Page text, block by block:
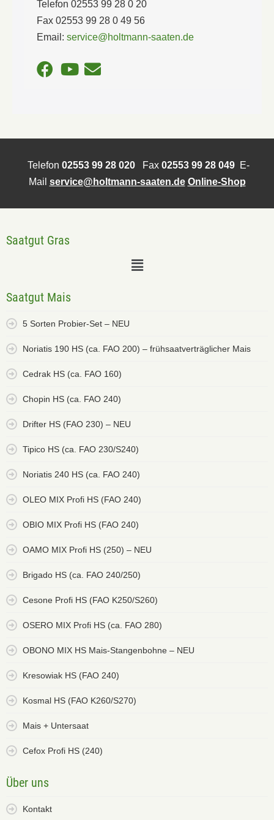
Telefon 02553 99 28 0 20
Fax 02553 99 28 0 49 56
Email: service@holtmann-saaten.de
Telefon 02553 99 28 020Fax 02553 99 28 049E-
Mail service@holtmann-saaten.de Online-Shop
Saatgut Gras
Saatgut Mais
5 Sorten Probier-Set – NEU
Noriatis 190 HS (ca. FAO 200) – frühsaatverträglicher Mais
Cedrak HS (ca. FAO 160)
Chopin HS (ca. FAO 240)
Drifter HS (FAO 230) – NEU
Tipico HS (ca. FAO 230/S240)
Noriatis 240 HS (ca. FAO 240)
OLEO MIX Profi HS (FAO 240)
OBIO MIX Profi HS (FAO 240)
OAMO MIX Profi HS (250) – NEU
Brigado HS (ca. FAO 240/250)
Cesone Profi HS (FAO K250/S260)
OSERO MIX Profi HS (ca. FAO 280)
OBONO MIX HS Mais-Stangenbohne – NEU
Kresowiak HS (FAO 240)
Kosmal HS (FAO K260/S270)
Mais + Untersaat
Cefox Profi HS (240)
Über uns
Kontakt